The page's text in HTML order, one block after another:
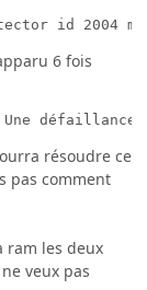
id 2004
6 fois
défaillance
résoudre ce
pas comment
ram les deux
veux pas